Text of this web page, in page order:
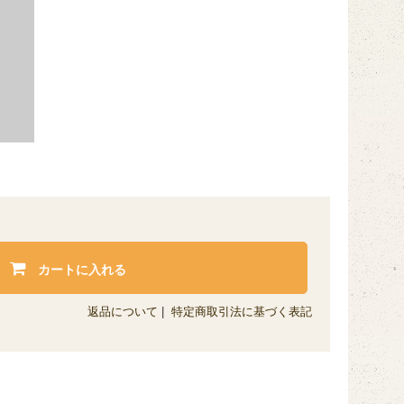
カートに入れる
返品について | 特定商取引法に基づく表記